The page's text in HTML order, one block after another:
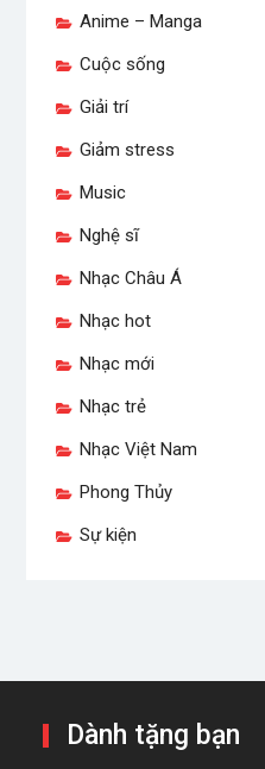
Anime – Manga
Cuộc sống
Giải trí
Giảm stress
Music
Nghệ sĩ
Nhạc Châu Á
Nhạc hot
Nhạc mới
Nhạc trẻ
Nhạc Việt Nam
Phong Thủy
Sự kiện
Dành tặng bạn